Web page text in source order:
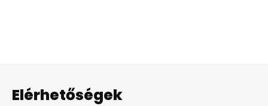
Elérhetőségek